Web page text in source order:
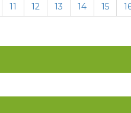
11 12 13 14 15